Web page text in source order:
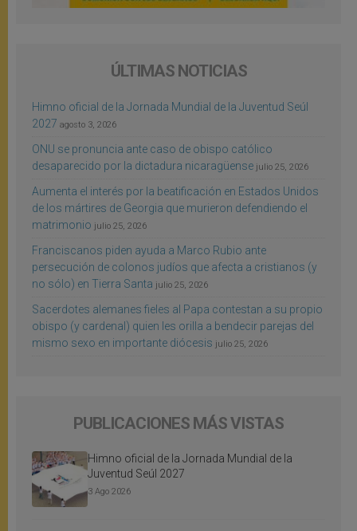
ÚLTIMAS NOTICIAS
Himno oficial de la Jornada Mundial de la Juventud Seúl
2027 agosto 3, 2026
ONU se pronuncia ante caso de obispo católico
desaparecido por la dictadura nicaragüense julio 25, 2026
Aumenta el interés por la beatificación en Estados Unidos
de los mártires de Georgia que murieron defendiendo el
matrimonio julio 25, 2026
Franciscanos piden ayuda a Marco Rubio ante
persecución de colonos judíos que afecta a cristianos (y
no sólo) en Tierra Santa julio 25, 2026
Sacerdotes alemanes fieles al Papa contestan a su propio
obispo (y cardenal) quien les orilla a bendecir parejas del
mismo sexo en importante diócesis julio 25, 2026
PUBLICACIONES MÁS VISTAS
Himno oficial de la Jornada Mundial de la
Juventud Seúl 2027
3 Ago 2026